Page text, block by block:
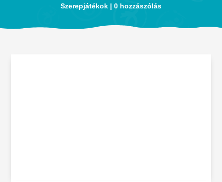
Szerepjátékok
0 hozzászólás